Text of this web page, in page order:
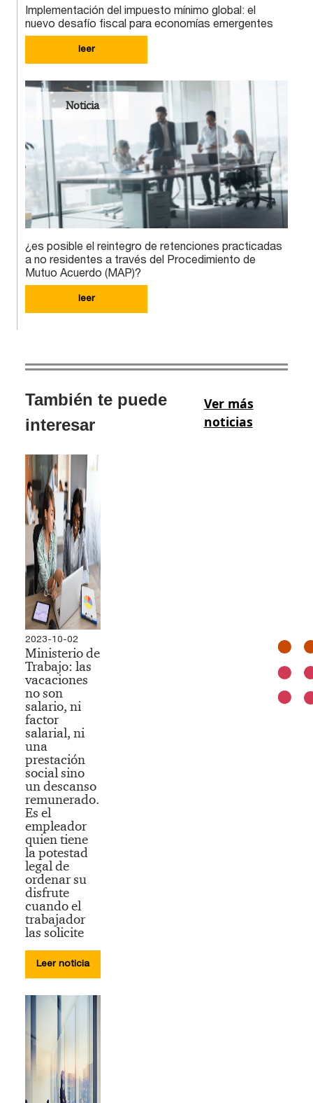
Implementación del impuesto mínimo global: el
nuevo desafío fiscal para economías emergentes
leer
Noticia
¿es posible el reintegro de retenciones practicadas
a no residentes a través del Procedimiento de
Mutuo Acuerdo (MAP)?
leer
También te puede
interesar
Ver más
noticias
2023-10-02
Ministerio de
Trabajo: las
vacaciones
no son
salario, ni
factor
salarial, ni
una
prestación
social sino
un descanso
remunerado.
Es el
empleador
quien tiene
la potestad
legal de
ordenar su
disfrute
cuando el
trabajador
las solicite
Leer noticia